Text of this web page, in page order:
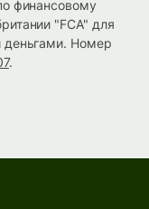
финансовому
"FCA" для
деньгами. Номер
.